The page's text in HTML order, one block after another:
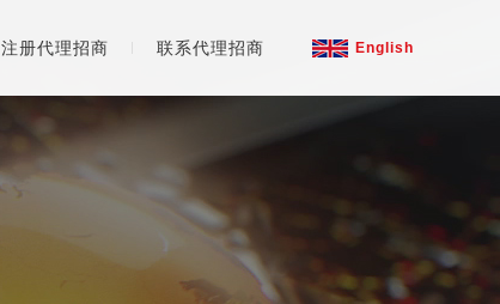
English
注册代理招商 联系代理招商